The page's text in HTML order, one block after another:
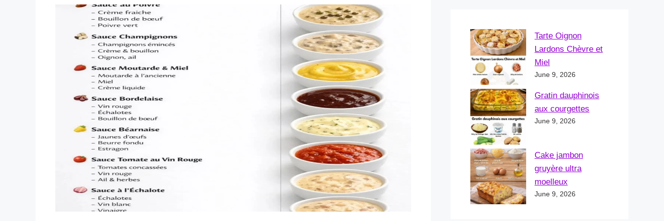
Tarte Oignon
Lardons Chèvre et
Miel
June 9, 2026
Gratin dauphinois
aux courgettes
June 9, 2026
Cake jambon
gruyère ultra
moelleux
June 9, 2026